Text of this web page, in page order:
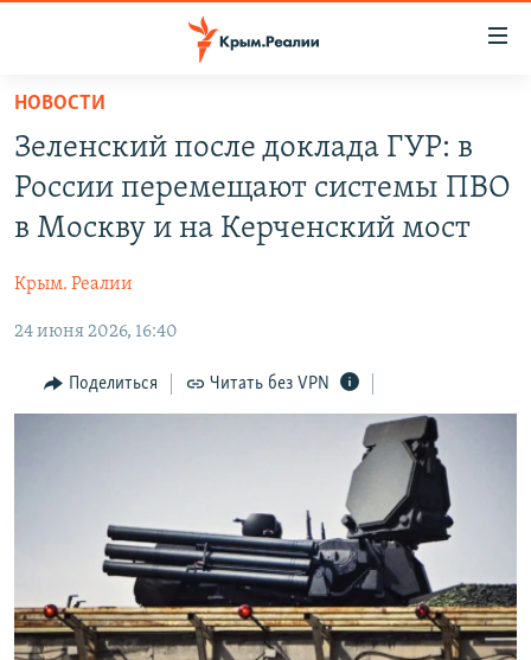
Вернуться
основному
содержанию
Вернутся
главной
навигации
Вернутся
поиску
ГРУЗ 200
ВОДА
ЕЩЕ
ИНТЕРАКТИВ
ИНФОГРАФИКА
ПОБЕДИТЕЛЕЙ НЕ СУДЯТ?
КРЫМ.НЕПОКОРЕННЫЙ
ELIFBE
РАДІО СВОБОДА
КАК ОБОЙТИ БЛОКИРОВКУ
ПРИСОЕДИНЯЙТЕСЬ!
НОВОСТИ
Зеленский после доклада ГУР: в
России перемещают системы ПВО
в Москву и на Керченский мост
Крым. Реалии
24 июня 2026, 16:40
Поделиться Читать без VPN